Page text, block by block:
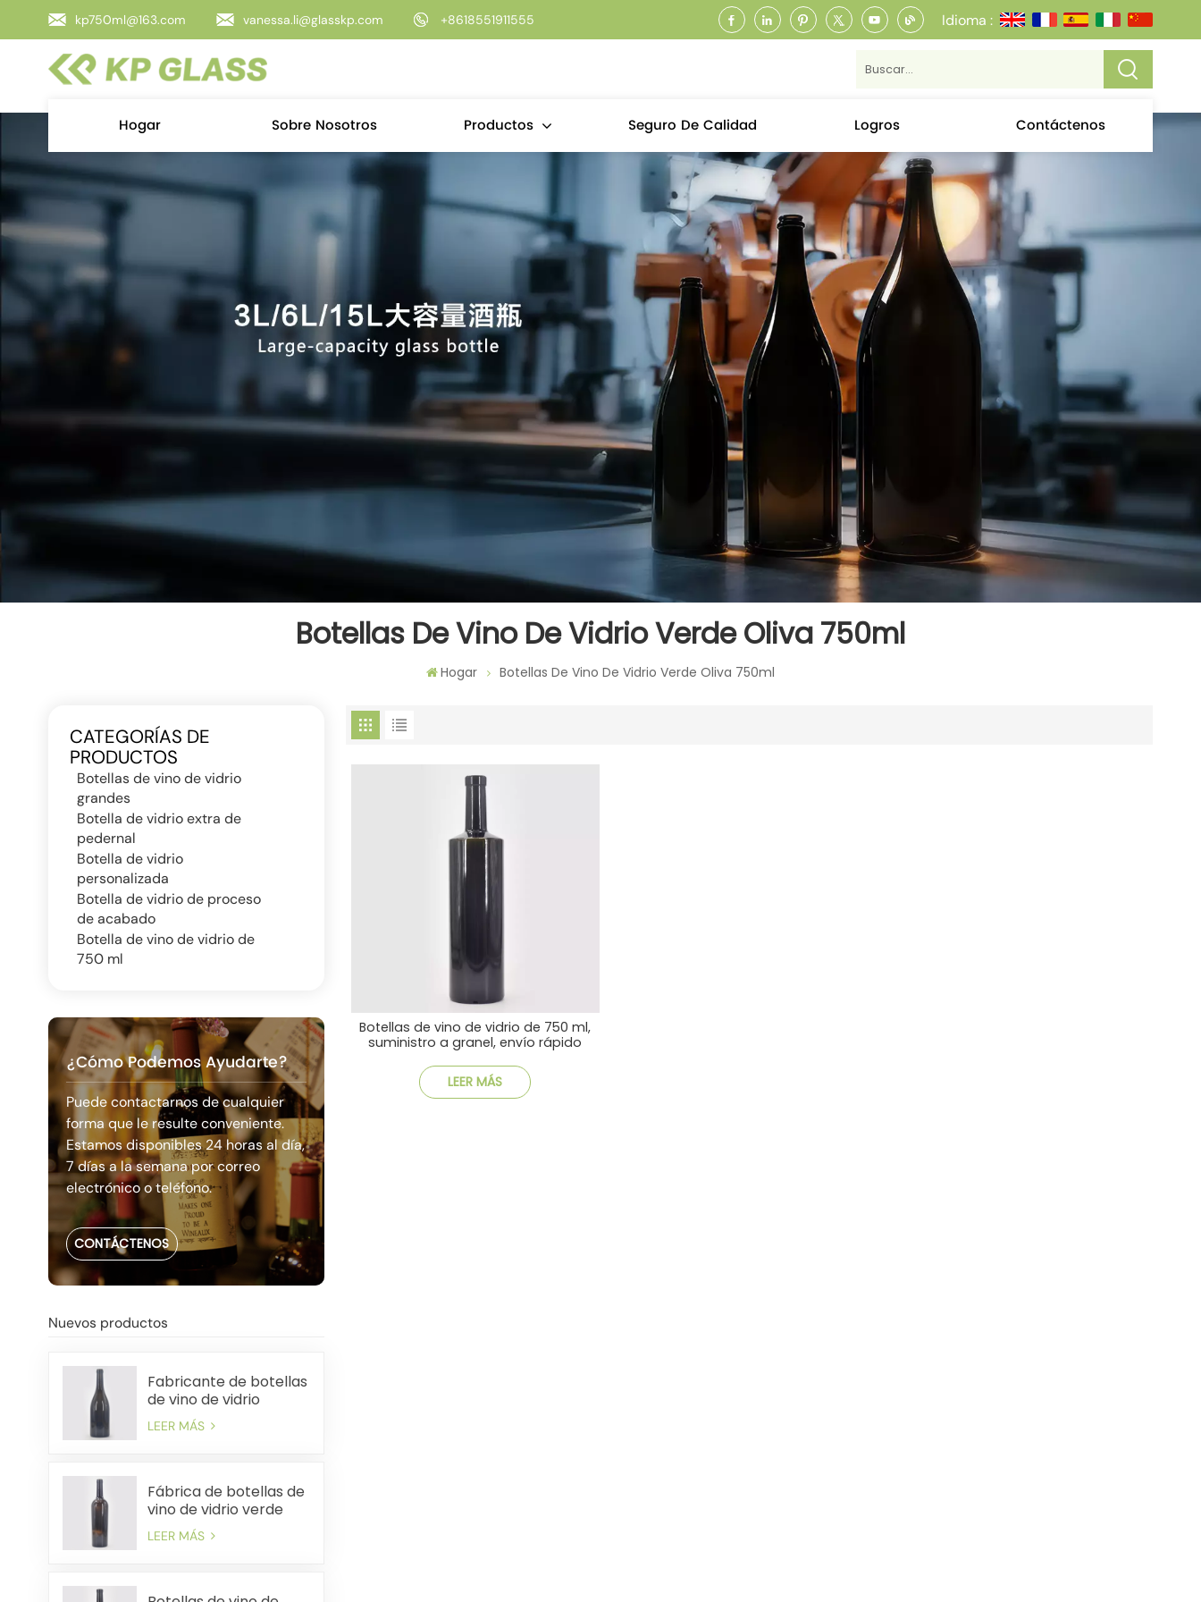
kp750ml@163.com vanessa.li@glasskp.com +8618551911555 Idioma :
Hogar Sobre Nosotros Productos Seguro De Calidad Logros Contáctenos
Botellas De Vino De Vidrio Verde Oliva 750ml
Hogar Botellas De Vino De Vidrio Verde Oliva 750ml
CATEGORÍAS DE
PRODUCTOS
Botellas de vino de vidrio
grandes
Botella de vidrio extra de
pedernal
Botella de vidrio
personalizada
Botella de vidrio de proceso
de acabado
Botella de vino de vidrio de
750 ml
¿Cómo Podemos Ayudarte?
Puede contactarnos de cualquier
forma que le resulte conveniente.
Estamos disponibles 24 horas al día,
7 días a la semana por correo
electrónico o teléfono.
CONTÁCTENOS
Nuevos productos
Fabricante de botellas
de vino de vidrio
pesado de China de
750 ml
LEER MÁS
Fábrica de botellas de
vino de vidrio verde
antiguo premium de
750 ml
LEER MÁS
Botellas de vino de vidrio de 750 ml,
suministro a granel, envío rápido
LEER MÁS